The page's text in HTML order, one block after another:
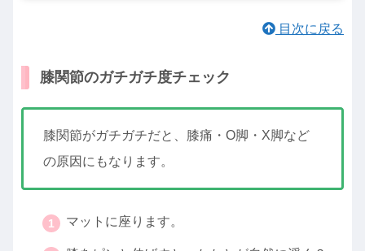
目次に戻る
膝関節のガチガチ度チェック
膝関節がガチガチだと、膝痛・O脚・X脚など
の原因にもなります。
マットに座ります。